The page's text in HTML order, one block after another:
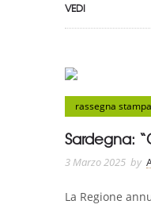
VEDI
rassegna stampa
Sardegna:
3 Marzo 2025 by
La Regione